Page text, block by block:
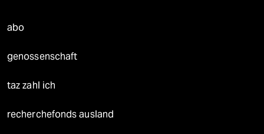
abo
genossenschaft
taz zahl ich
recherchefonds ausland